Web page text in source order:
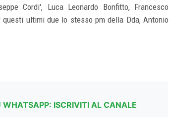
Cordi', Luca Leonardo Bonfitto, Francesco
questi ultimi due lo stesso pm della Dda, Antonio
WHATSAPP: ISCRIVITI AL CANALE